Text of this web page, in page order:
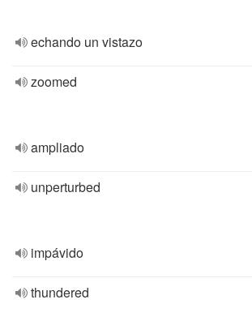
echando un vistazo
zoomed
ampliado
unperturbed
impávido
thundered